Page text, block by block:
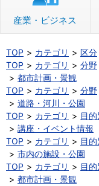
産業・ビジネス
TOP カテゴリ 区分
TOP
カテゴリ 分野
都市計画・景観
TOP
カテゴリ 分野
道路・河川・公園
TOP
カテゴリ 目的
講座・イベント情報
TOP
カテゴリ 目的
市内の施設・公園
TOP
カテゴリ 目的
都市計画・景観